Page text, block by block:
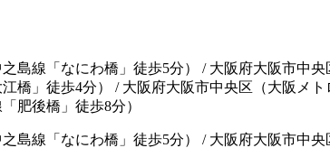
島線「なにわ橋」徒歩5分） / 大阪府大阪市中
橋」徒歩4分） / 大阪府大阪市中央区（大阪メ
肥後橋」徒歩8分）
島線「なにわ橋」徒歩5分） / 大阪府大阪市中央